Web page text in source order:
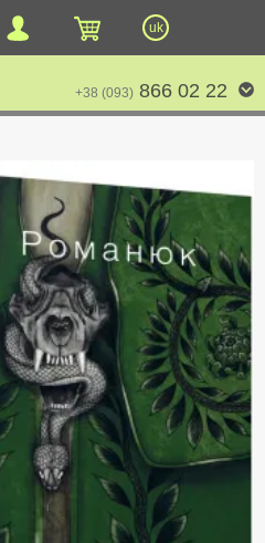
uk
+38 (093) 866 02 22